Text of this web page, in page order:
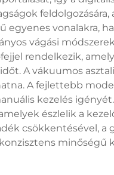
egyenes vonalakra,
vágási
rendelkezik,
A vákuumos
A fejlettebb
kezelés
észlelik a
csökkentésével, a
minőségű